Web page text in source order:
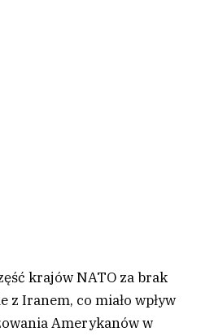
krajów NATO za brak
Iranem, co miało wpływ
Amerykanów w